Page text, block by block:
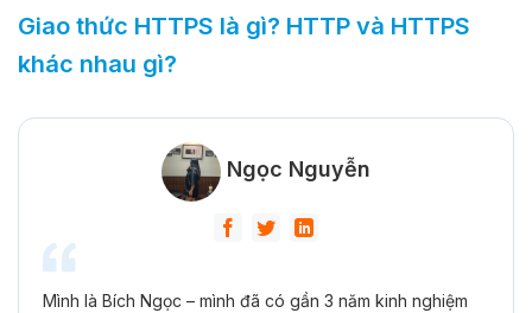
Giao thức HTTPS là gì? HTTP và HTTPS
khác nhau gì?
Ngọc Nguyễn
Mình là Bích Ngọc – mình đã có gần 3 năm kinh nghiệm